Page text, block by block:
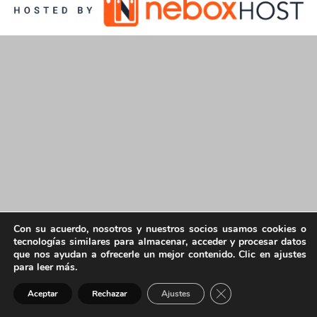
Con su acuerdo, nosotros y nuestros socios usamos cookies o
tecnologías similares para almacenar, acceder y procesar datos
que nos ayudan a ofrecerle un mejor contenido. Clic en ajustes
para leer más.
Aceptar Rechazar Ajustes Cerrar el banner de